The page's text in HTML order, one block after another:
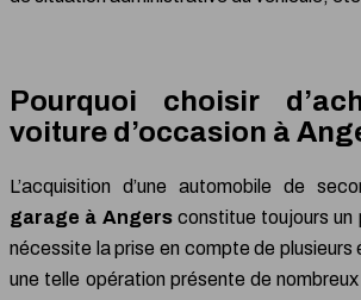
Pourquoi choisir
voiture d’occasion à
L’acquisition d’une automobile de
garage à Angersconstitue toujours un
nécessite la prise en compte de plusieurs
une telle opération présente de